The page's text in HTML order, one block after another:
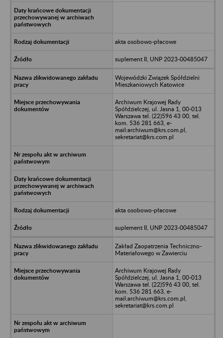
akta osobowo-płacowe
suplement II, UNP 2023-00485047
Wojewódzki Związek Spółdzielni
Mieszkaniowych Katowice
Archiwum Krajowej Rady
Spółdzielczej, ul. Jasna 1, 00-013
Warszawa tel. (22)596 43 00, tel.
kom. 536 281 663, e-
mail:archiwum@krs.com.pl,
sekretariat@krs.com.pl
akta osobowo-płacowe
suplement II, UNP 2023-00485047
Zakład Zaopatrzenia Techniczno-
Materiałowego w Zawierciu
Archiwum Krajowej Rady
Spółdzielczej, ul. Jasna 1, 00-013
Warszawa tel. (22)596 43 00, tel.
kom. 536 281 663, e-
mail:archiwum@krs.com.pl,
sekretariat@krs.com.pl